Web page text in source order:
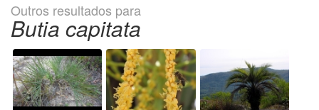
Outros resultados para
Butia capitata